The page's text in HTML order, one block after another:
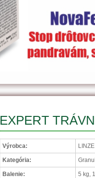
EXPERT
Výrobca:
Kategória:
Balenie: 5 kg,